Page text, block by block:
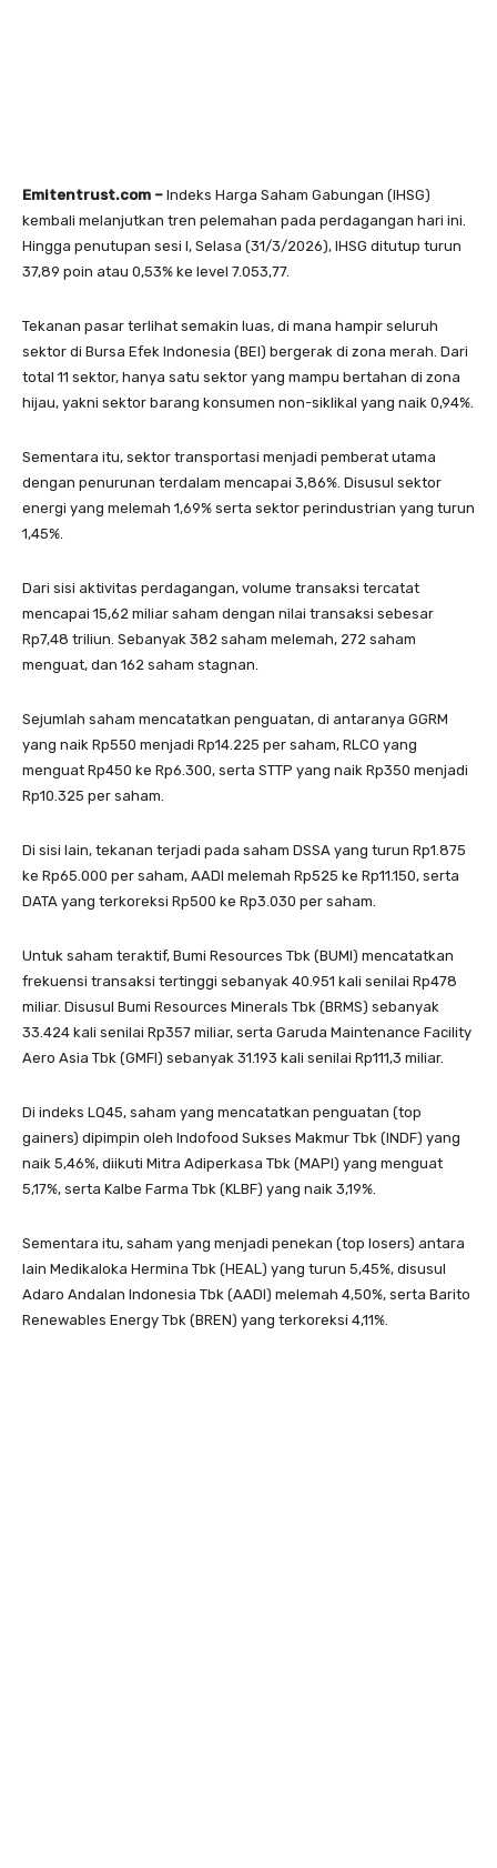
Emitentrust.com – Indeks Harga Saham Gabungan (IHSG)
kembali melanjutkan tren pelemahan pada perdagangan hari ini.
Hingga penutupan sesi I, Selasa (31/3/2026), IHSG ditutup turun
37,89 poin atau 0,53% ke level 7.053,77.
Tekanan pasar terlihat semakin luas, di mana hampir seluruh
sektor di Bursa Efek Indonesia (BEI) bergerak di zona merah. Dari
total 11 sektor, hanya satu sektor yang mampu bertahan di zona
hijau, yakni sektor barang konsumen non-siklikal yang naik 0,94%.
Sementara itu, sektor transportasi menjadi pemberat utama
dengan penurunan terdalam mencapai 3,86%. Disusul sektor
energi yang melemah 1,69% serta sektor perindustrian yang turun
1,45%.
Dari sisi aktivitas perdagangan, volume transaksi tercatat
mencapai 15,62 miliar saham dengan nilai transaksi sebesar
Rp7,48 triliun. Sebanyak 382 saham melemah, 272 saham
menguat, dan 162 saham stagnan.
Sejumlah saham mencatatkan penguatan, di antaranya GGRM
yang naik Rp550 menjadi Rp14.225 per saham, RLCO yang
menguat Rp450 ke Rp6.300, serta STTP yang naik Rp350 menjadi
Rp10.325 per saham.
Di sisi lain, tekanan terjadi pada saham DSSA yang turun Rp1.875
ke Rp65.000 per saham, AADI melemah Rp525 ke Rp11.150, serta
DATA yang terkoreksi Rp500 ke Rp3.030 per saham.
Untuk saham teraktif, Bumi Resources Tbk (BUMI) mencatatkan
frekuensi transaksi tertinggi sebanyak 40.951 kali senilai Rp478
miliar. Disusul Bumi Resources Minerals Tbk (BRMS) sebanyak
33.424 kali senilai Rp357 miliar, serta Garuda Maintenance Facility
Aero Asia Tbk (GMFI) sebanyak 31.193 kali senilai Rp111,3 miliar.
Di indeks LQ45, saham yang mencatatkan penguatan (top
gainers) dipimpin oleh Indofood Sukses Makmur Tbk (INDF) yang
naik 5,46%, diikuti Mitra Adiperkasa Tbk (MAPI) yang menguat
5,17%, serta Kalbe Farma Tbk (KLBF) yang naik 3,19%.
Sementara itu, saham yang menjadi penekan (top losers) antara
lain Medikaloka Hermina Tbk (HEAL) yang turun 5,45%, disusul
Adaro Andalan Indonesia Tbk (AADI) melemah 4,50%, serta Barito
Renewables Energy Tbk (BREN) yang terkoreksi 4,11%.